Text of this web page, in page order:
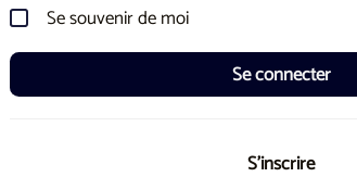
Se souvenir de moi
Se connecter
S'inscrire